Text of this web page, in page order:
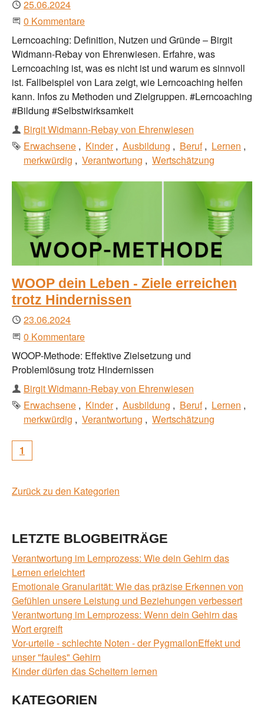
Publiziert
25.06.2024
Beginne eine Unterhaltung
0 Kommentare
Lerncoaching: Definition, Nutzen und Gründe – Birgit
Widmann-Rebay von Ehrenwiesen. Erfahre, was
Lerncoaching ist, was es nicht ist und warum es sinnvoll
ist. Fallbeispiel von Lara zeigt, wie Lerncoaching helfen
kann. Infos zu Methoden und Zielgruppen. #Lerncoaching
#Bildung #Selbstwirksamkeit
Autor
Birgit Widmann-Rebay von Ehrenwiesen
Schlagworte
Erwachsene Kinder Ausbildung Beruf
Lernen
merkwürdig
Verantwortung Wertschätzung
WOOP dein Leben - Ziele erreichen
trotz Hindernissen
Publiziert
23.06.2024
Beginne eine Unterhaltung
0 Kommentare
WOOP-Methode: Effektive Zielsetzung und
Problemlösung trotz Hindernissen
Autor
Birgit Widmann-Rebay von Ehrenwiesen
Schlagworte
Erwachsene Kinder Ausbildung Beruf
Lernen
merkwürdig
Verantwortung Wertschätzung
1
Zurück zu den Kategorien
LETZTE BLOGBEITRÄGE
Verantwortung im Lernprozess: Wie dein Gehirn das
Lernen erleichtert
Emotionale Granularität: Wie das präzise Erkennen von
Gefühlen unsere Leistung und Beziehungen verbessert
Verantwortung im Lernprozess: Wenn dein Gehirn das
Wort ergreift
Vor-urteile - schlechte Noten - der PygmailonEffekt und
unser "faules" Gehirn
Kinder dürfen das Scheitern lernen
KATEGORIEN